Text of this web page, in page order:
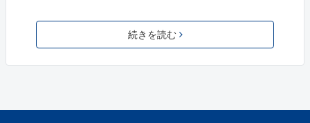
続きを読む